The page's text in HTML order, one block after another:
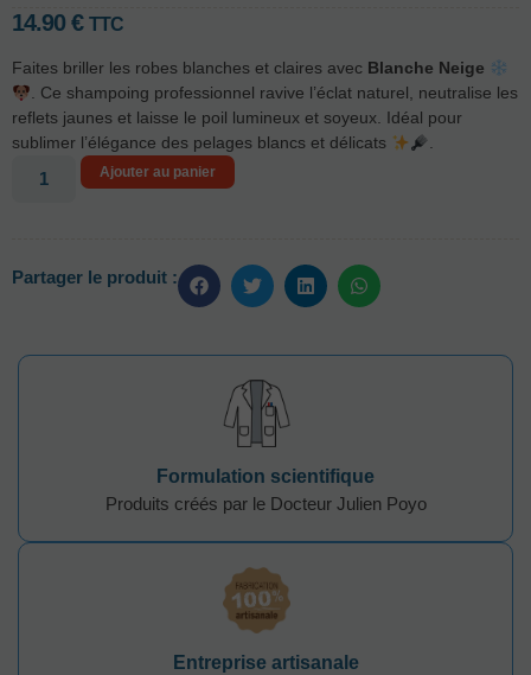
14.90 € TTC
Faites briller les robes blanches et claires avec Blanche Neige
. Ce shampoing professionnel ravive l’éclat naturel, neutralise les
reflets jaunes et laisse le poil lumineux et soyeux. Idéal pour
sublimer l’élégance des pelages blancs et délicats
.
Ajouter au panier
Partager le produit :
Formulation scientifique
Produits créés par le Docteur Julien Poyo
Entreprise artisanale